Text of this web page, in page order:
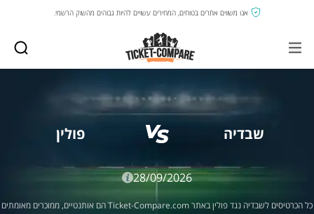
אנו משווים אתרים בטוחים, המחירים עשויים להיות גבוהים מהשוק הרשמי.
שבדיה פולין
28/09/2026
כל הכרטיסים לשבדיה נגד פולין באתר Ticket-Compare.com הם אותנטיים, ממוכרים מאומתים